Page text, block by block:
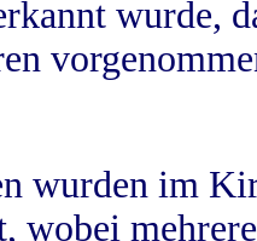
wurde,
wurden im
wobei